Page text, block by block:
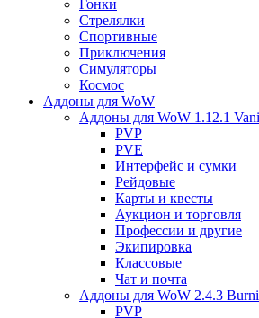
Гонки
Стрелялки
Спортивные
Приключения
Симуляторы
Космос
Аддоны для WoW
Аддоны для WoW 1.12.1
PVP
PVE
Интерфейс и сумки
Рейдовые
Карты и квесты
Аукцион и торговля
Профессии и другие
Экипировка
Классовые
Чат и почта
Аддоны для WoW 2.4.3
PVP